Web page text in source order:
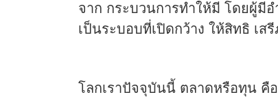
จาก กระบวนการทำให้มี โดยผู้มี
เป็นระบอบที่เปิดกว้าง ให้สิทธิ เ
โลกเราปัจจุบันนี้ ตลาดหรือทุน คื